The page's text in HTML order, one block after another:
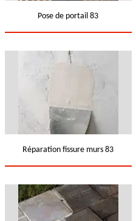
Pose de portail 83
Réparation fissure murs 83